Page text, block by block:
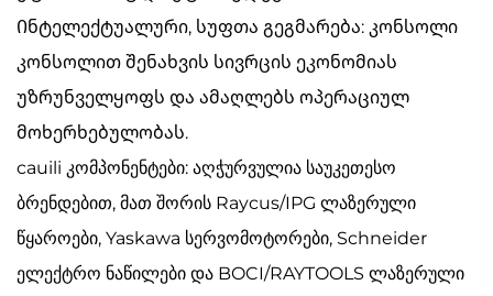
Ინტელექტუალური, სუფთა გეგმარება: კონსოლი
კონსოლით შენახვის სივრცის ეკონომიას
უზრუნველყოფს და ამაღლებს ოპერაციულ
მოხერხებულობას.
cauili კომპონენტები: აღჭურვულია საუკეთესო
ბრენდებით, მათ შორის Raycus/IPG ლაზერული
წყაროები, Yaskawa სერვომოტორები, Schneider
ელექტრო ნაწილები და BOCI/RAYTOOLS ლაზერული